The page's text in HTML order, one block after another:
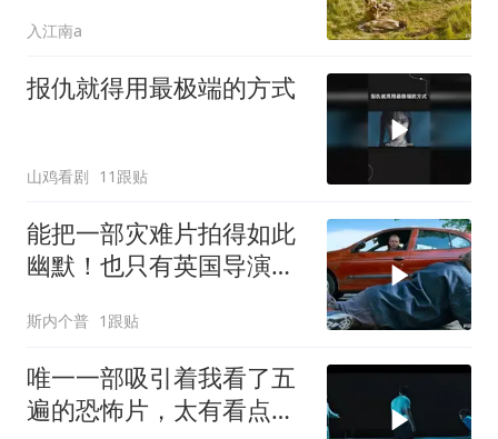
入江南a
报仇就得用最极端的方式
山鸡看剧 11跟贴
能把一部灾难片拍得如此
幽默！也只有英国导演才
斯内个普 1跟贴
唯一一部吸引着我看了五
遍的恐怖片，太有看点